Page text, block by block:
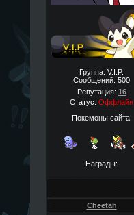
Группа: V.I.P.
Сообщений: 500
Репутация: 16
Статус: Оффлайн
Покемоны сайта:
Награды:
Cheetah